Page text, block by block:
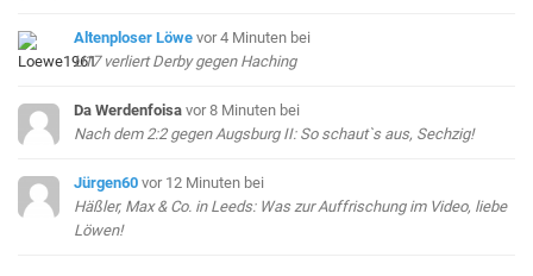
Altenploser Löwe vor 4 Minuten bei
U17 verliert Derby gegen Haching
Da Werdenfoisa vor 8 Minuten bei
Nach dem 2:2 gegen Augsburg II: So schaut`s aus, Sechzig!
Jürgen60 vor 12 Minuten bei
Häßler, Max & Co. in Leeds: Was zur Auffrischung im Video, liebe
Löwen!